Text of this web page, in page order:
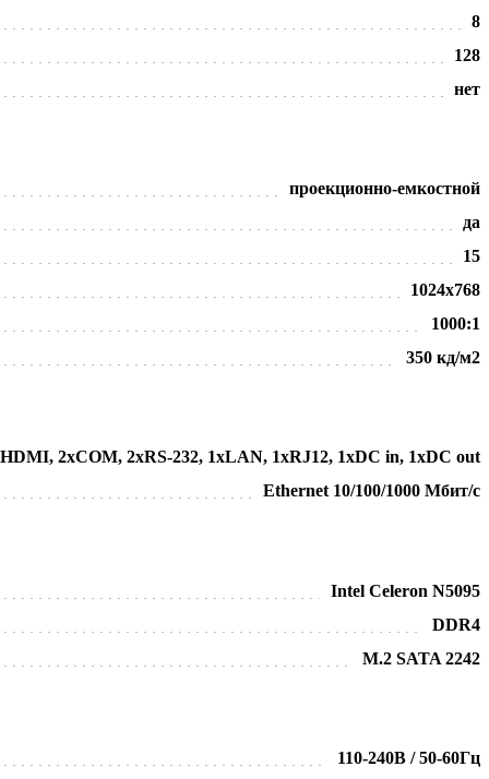
8
128
нет
проекционно-емкостной
да
15
1024х768
1000:1
350 кд/м2
2хCOM, 2хRS-232, 1хLAN, 1хRJ12, 1хDC in, 1хDC out
Ethernet 10/100/1000 Мбит/с
Intel Celeron N5095
DDR4
M.2 SATA 2242
110-240В / 50-60Гц